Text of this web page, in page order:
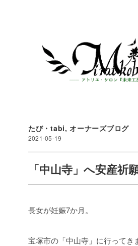
たび・tabi,オーナーズブログ
2021-05-19
「中山寺」へ安産祈
長女が妊娠7か月。
宝塚市の「中山寺」に行ってき